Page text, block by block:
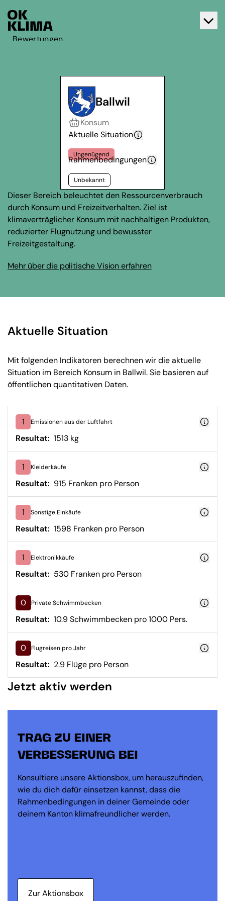
Bewertungen
Ballwil
Konsum
Aktuelle Situation
Ungenügend
Rahmenbedingungen
Unbekannt
Dieser Bereich beleuchtet den Ressourcenverbrauch
durch Konsum und Freizeitverhalten. Ziel ist
klimaverträglicher Konsum mit nachhaltigen Produkten,
reduzierter Flugnutzung und bewusster
Freizeitgestaltung.
Mehr über die politische Vision erfahren
Aktuelle Situation
Mit folgenden Indikatoren berechnen wir die aktuelle
Situation im Bereich Konsum in Ballwil. Sie basieren auf
öffentlichen quantitativen Daten.
1 Emissionen aus der Luftfahrt
Resultat: 1513 kg
1 Kleiderkäufe
Resultat: 915 Franken pro Person
1 Sonstige Einkäufe
Resultat: 1598 Franken pro Person
1 Elektronikkäufe
Resultat: 530 Franken pro Person
0 Private Schwimmbecken
Resultat: 10.9 Schwimmbecken pro 1000 Pers.
0 Flugreisen pro Jahr
Resultat: 2.9 Flüge pro Person
Jetzt aktiv werden
TRAG ZU EINER
VERBESSERUNG BEI
Konsultiere unsere Aktionsbox, um herauszufinden,
wie du dich dafür einsetzen kannst, dass die
Rahmenbedingungen in deiner Gemeinde oder
deinem Kanton klimafreundlicher werden.
Zur Aktionsbox